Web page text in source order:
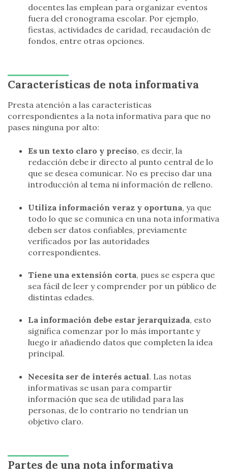
docentes las emplean para organizar eventos
fuera del cronograma escolar. Por ejemplo,
fiestas, actividades de caridad, recaudación de
fondos, entre otras opciones.
Características de nota informativa
Presta atención a las características
correspondientes a la nota informativa para que no
pases ninguna por alto:
Es un texto claro y preciso, es decir, la
redacción debe ir directo al punto central de lo
que se desea comunicar. No es preciso dar una
introducción al tema ni información de relleno.
Utiliza información veraz y oportuna, ya que
todo lo que se comunica en una nota informativa
deben ser datos confiables, previamente
verificados por las autoridades
correspondientes.
Tiene una extensión corta, pues se espera que
sea fácil de leer y comprender por un público de
distintas edades.
La información debe estar jerarquizada, esto
significa comenzar por lo más importante y
luego ir añadiendo datos que completen la idea
principal.
Necesita ser de interés actual. Las notas
informativas se usan para compartir
información que sea de utilidad para las
personas, de lo contrario no tendrían un
objetivo claro.
Partes de una nota informativa